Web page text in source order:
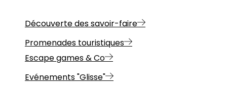
Découverte des savoir-faire
Promenades touristiques
Escape games & Co
Evénements "Glisse"